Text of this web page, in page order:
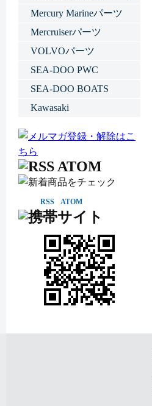
Mercury Marineパーツ
Mercruiserパーツ
VOLVOパーツ
SEA-DOO PWC
SEA-DOO BOATS
Kawasaki
RSS ATOM